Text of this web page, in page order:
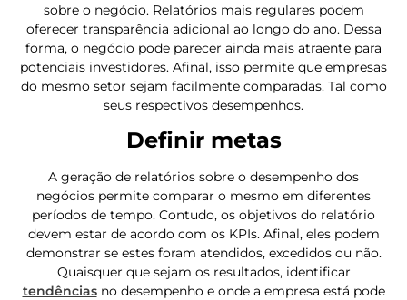
sobre o negócio. Relatórios mais regulares podem
oferecer transparência adicional ao longo do ano. Dessa
forma, o negócio pode parecer ainda mais atraente para
potenciais investidores. Afinal, isso permite que empresas
do mesmo setor sejam facilmente comparadas. Tal como
seus respectivos desempenhos.
Definir metas
A geração de relatórios sobre o desempenho dos
negócios permite comparar o mesmo em diferentes
períodos de tempo. Contudo, os objetivos do relatório
devem estar de acordo com os KPIs. Afinal, eles podem
demonstrar se estes foram atendidos, excedidos ou não.
Quaisquer que sejam os resultados, identificar
tendênciasno desempenho e onde a empresa está pode